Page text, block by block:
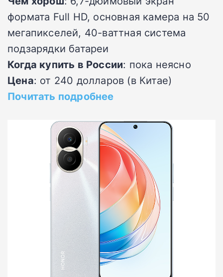
формата Full HD, основная камера на 50
мегапикселей, 40-ваттная система
подзарядки батареи
Когда купить в России: пока неясно
Цена: от 240 долларов (в Китае)
Почитать подробнее